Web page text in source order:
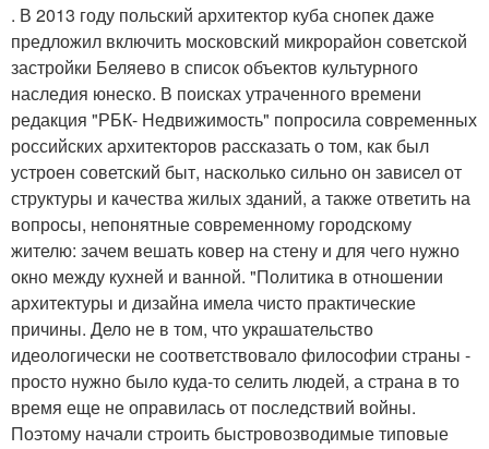
. В 2013 году польский архитектор куба снопек даже
предложил включить московский микрорайон советской
застройки Беляево в список объектов культурного
наследия юнеско. В поисках утраченного времени
редакция "РБК- Недвижимость" попросила современных
российских архитекторов рассказать о том, как был
устроен советский быт, насколько сильно он зависел от
структуры и качества жилых зданий, а также ответить на
вопросы, непонятные современному городскому
жителю: зачем вешать ковер на стену и для чего нужно
окно между кухней и ванной. "Политика в отношении
архитектуры и дизайна имела чисто практические
причины. Дело не в том, что украшательство
идеологически не соответствовало философии страны -
просто нужно было куда-то селить людей, а страна в то
время еще не оправилась от последствий войны.
Поэтому начали строить быстровозводимые типовые